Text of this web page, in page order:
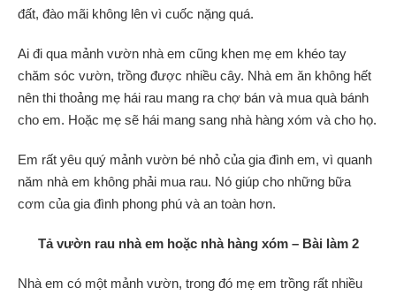
đất, đào mãi không lên vì cuốc nặng quá.
Ai đi qua mảnh vườn nhà em cũng khen mẹ em khéo tay
chăm sóc vườn, trồng được nhiều cây. Nhà em ăn không hết
nên thi thoảng mẹ hái rau mang ra chợ bán và mua quà bánh
cho em. Hoặc mẹ sẽ hái mang sang nhà hàng xóm và cho họ.
Em rất yêu quý mảnh vườn bé nhỏ của gia đình em, vì quanh
năm nhà em không phải mua rau. Nó giúp cho những bữa
cơm của gia đình phong phú và an toàn hơn.
Tả vườn rau nhà em hoặc nhà hàng xóm– Bài làm 2
Nhà em có một mảnh vườn, trong đó mẹ em trồng rất nhiều